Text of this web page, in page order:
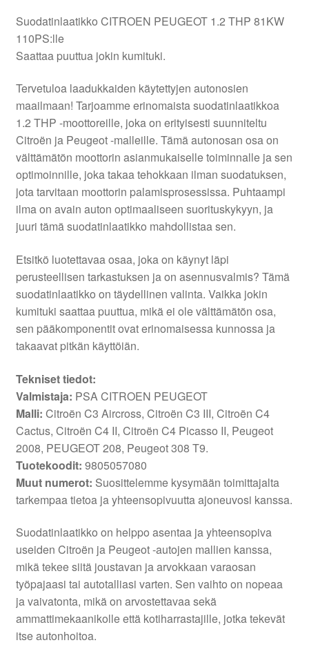
Suodatinlaatikko CITROEN PEUGEOT 1.2 THP 81KW
110PS:lle
Saattaa puuttua jokin kumituki.
Tervetuloa laadukkaiden käytettyjen autonosien
maailmaan! Tarjoamme erinomaista suodatinlaatikkoa
1.2 THP -moottoreille, joka on erityisesti suunniteltu
Citroën ja Peugeot -malleille. Tämä autonosan osa on
välttämätön moottorin asianmukaiselle toiminnalle ja sen
optimoinnille, joka takaa tehokkaan ilman suodatuksen,
jota tarvitaan moottorin palamisprosessissa. Puhtaampi
ilma on avain auton optimaaliseen suorituskykyyn, ja
juuri tämä suodatinlaatikko mahdollistaa sen.
Etsitkö luotettavaa osaa, joka on käynyt läpi
perusteellisen tarkastuksen ja on asennusvalmis? Tämä
suodatinlaatikko on täydellinen valinta. Vaikka jokin
kumituki saattaa puuttua, mikä ei ole välttämätön osa,
sen pääkomponentit ovat erinomaisessa kunnossa ja
takaavat pitkän käyttöiän.
Tekniset tiedot:
Valmistaja: PSA CITROEN PEUGEOT
Malli: Citroën C3 Aircross, Citroën C3 III, Citroën C4
Cactus, Citroën C4 II, Citroën C4 Picasso II, Peugeot
2008, PEUGEOT 208, Peugeot 308 T9.
Tuotekoodit: 9805057080
Muut numerot: Suosittelemme kysymään toimittajalta
tarkempaa tietoa ja yhteensopivuutta ajoneuvosi kanssa.
Suodatinlaatikko on helppo asentaa ja yhteensopiva
useiden Citroën ja Peugeot -autojen mallien kanssa,
mikä tekee siitä joustavan ja arvokkaan varaosan
työpajaasi tai autotalliasi varten. Sen vaihto on nopeaa
ja vaivatonta, mikä on arvostettavaa sekä
ammattimekaanikolle että kotiharrastajille, jotka tekevät
itse autonhoitoa.